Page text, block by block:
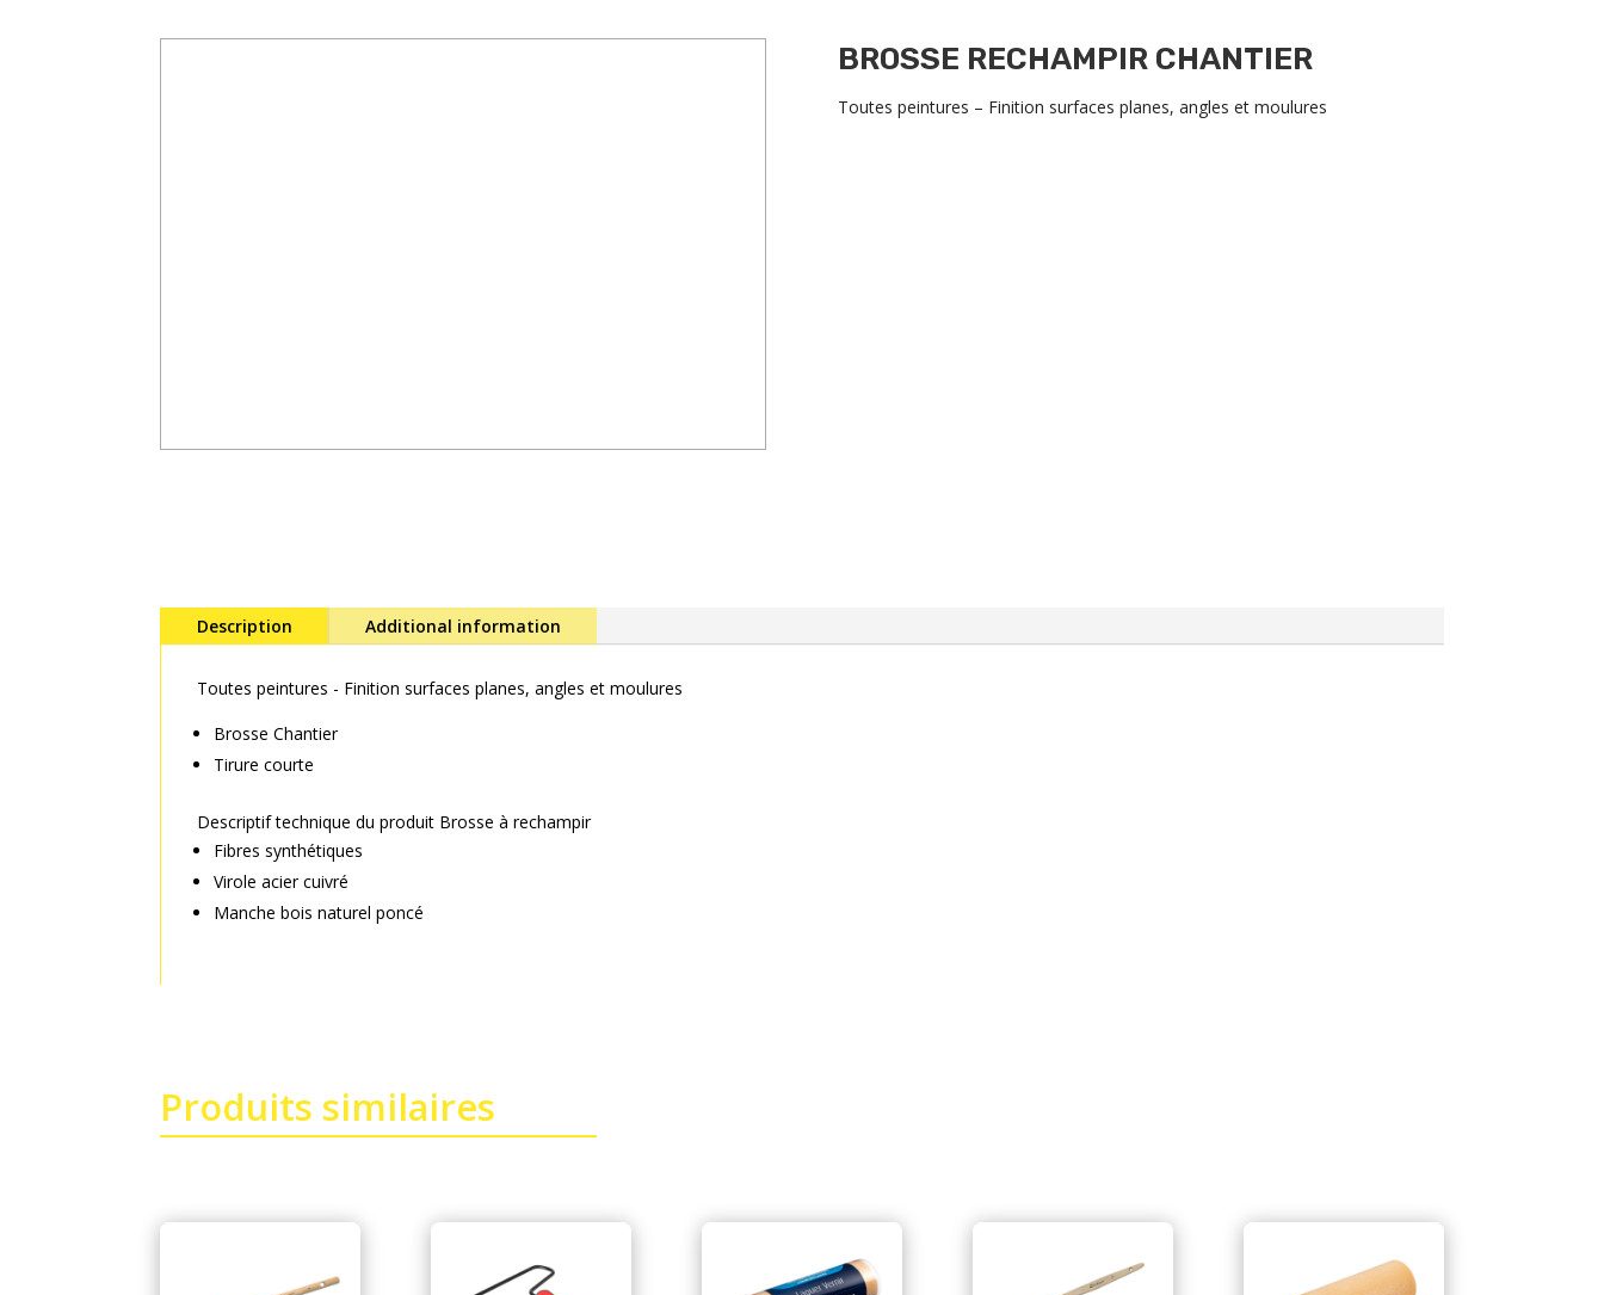
BROSSE RECHAMPIR CHANTIER
Toutes peintures – Finition surfaces planes, angles et moulures
Description Additional information
Toutes peintures - Finition surfaces planes, angles et moulures
Brosse Chantier
Tirure courte
Descriptif technique du produit Brosse à rechampir
Fibres synthétiques
Virole acier cuivré
Manche bois naturel poncé
Produits similaires